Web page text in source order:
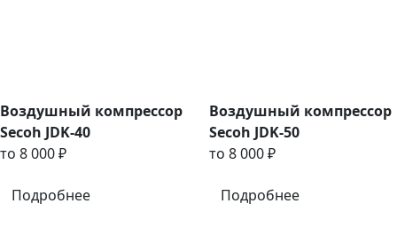
Воздушный компрессор
Secoh JDK-40
то 8 000 ₽
Подробнее
Воздушный компрессор
Secoh JDK-50
то 8 000 ₽
Подробнее